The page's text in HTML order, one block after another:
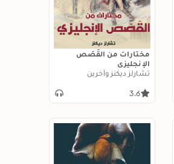
مختارات من القَصَص
الإنجليزي
تشارلز ديكنز وآخرين
3.6